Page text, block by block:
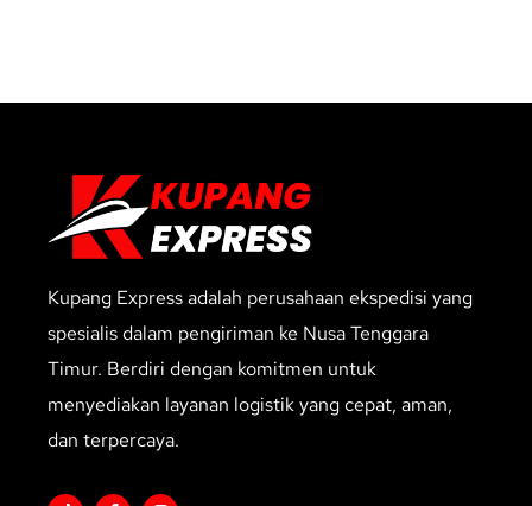
Kupang Express adalah perusahaan ekspedisi yang
spesialis dalam pengiriman ke Nusa Tenggara
Timur. Berdiri dengan komitmen untuk
menyediakan layanan logistik yang cepat, aman,
dan terpercaya.